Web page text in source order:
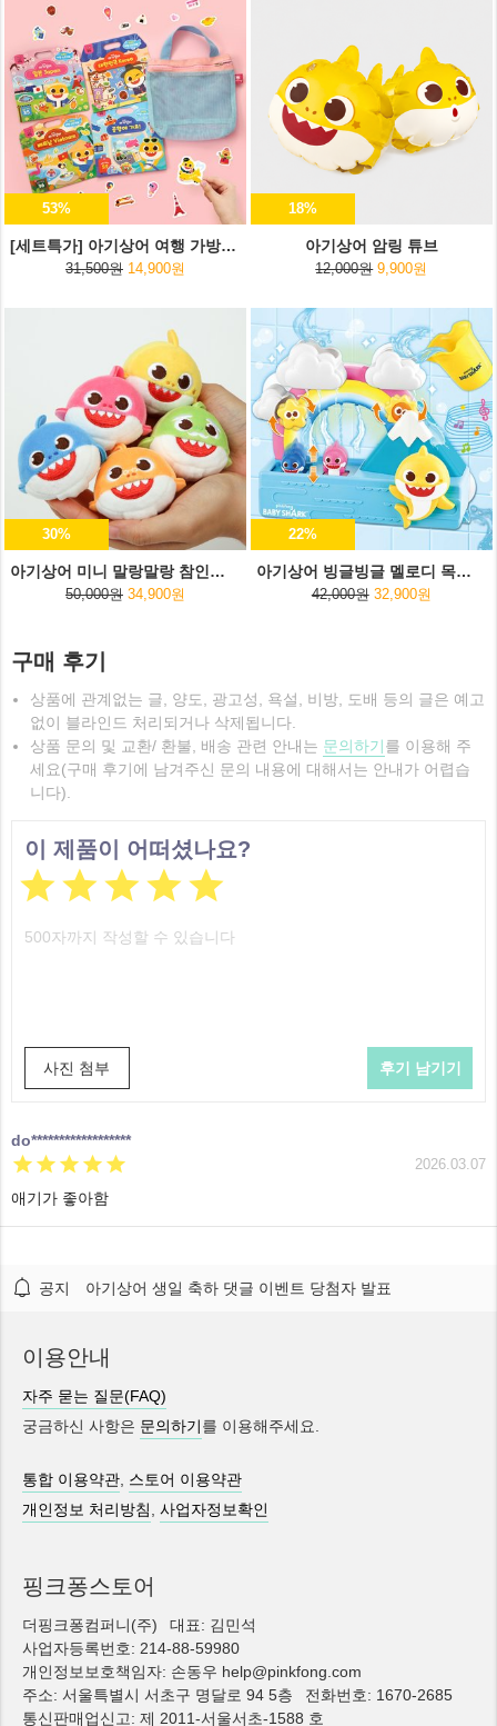
53%
[세트특가] 아기상어 여행 가방스티커+여행용 파우치
31,500원 14,900원
18%
아기상어 암링 튜브
12,000원 9,900원
30%
아기상어 미니 말랑말랑 참인형 5종세트
50,000원 34,900원
22%
아기상어 빙글빙글 멜로디 목욕놀이
42,000원 32,900원
구매 후기
상품에 관계없는 글, 양도, 광고성, 욕설, 비방, 도배 등의 글은 예고
없이 블라인드 처리되거나 삭제됩니다.
상품 문의 및 교환/ 환불, 배송 관련 안내는 문의하기를 이용해 주
세요(구매 후기에 남겨주신 문의 내용에 대해서는 안내가 어렵습
니다).
이 제품이 어떠셨나요?

사진 첨부
do******************
 2026.03.07
애기가 좋아함
공지 아기상어 생일 축하 댓글 이벤트 당첨자 발표
이용안내
자주 묻는 질문(FAQ)
궁금하신 사항은 문의하기를 이용해주세요.
통합 이용약관, 스토어 이용약관
개인정보 처리방침,사업자정보확인
핑크퐁스토어
더핑크퐁컴퍼니(주)
대표: 김민석
사업자등록번호: 214-88-59980
개인정보보호책임자: 손동우 help@pinkfong.com
주소: 서울특별시 서초구 명달로 94 5층
전화번호: 1670-2685
통신판매업신고: 제 2011-서울서초-1588 호